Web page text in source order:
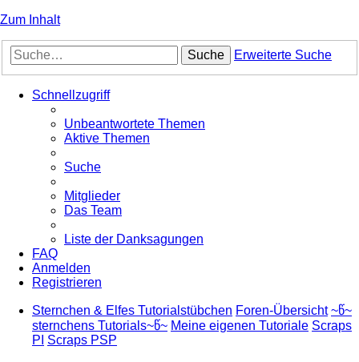
Zum Inhalt
Suche Erweiterte Suche
Schnellzugriff
Unbeantwortete Themen
Aktive Themen
Suche
Mitglieder
Das Team
Liste der Danksagungen
FAQ
Anmelden
Registrieren
Sternchen & Elfes Tutorialstübchen Foren-Übersicht ~წ~
sternchens Tutorials~წ~ Meine eigenen Tutoriale Scraps
PI Scraps PSP